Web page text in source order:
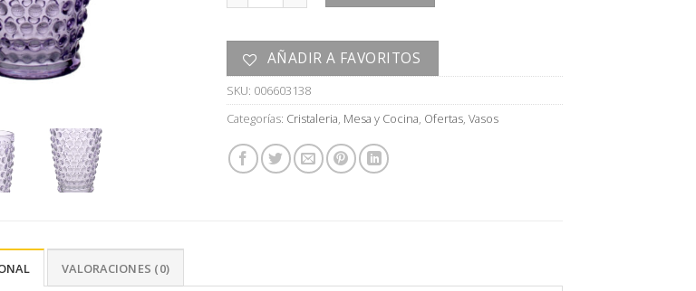
AÑADIR A FAVORITOS
SKU: 006603138
Categorías: Cristaleria, Mesa y Cocina, Ofertas,Vasos
VALORACIONES (0)